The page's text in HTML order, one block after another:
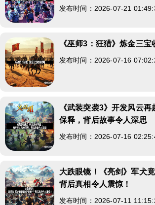
发布时间：2026-07-21
《巫师3：狂猎》炼金三宝
发布时间：2026-07-16
《武装突袭3》开发风云
保释，背后故事令人深思
发布时间：2026-07-16
大跌眼镜！《亮剑》军犬
背后真相令人震惊！
发布时间：2026-07-11